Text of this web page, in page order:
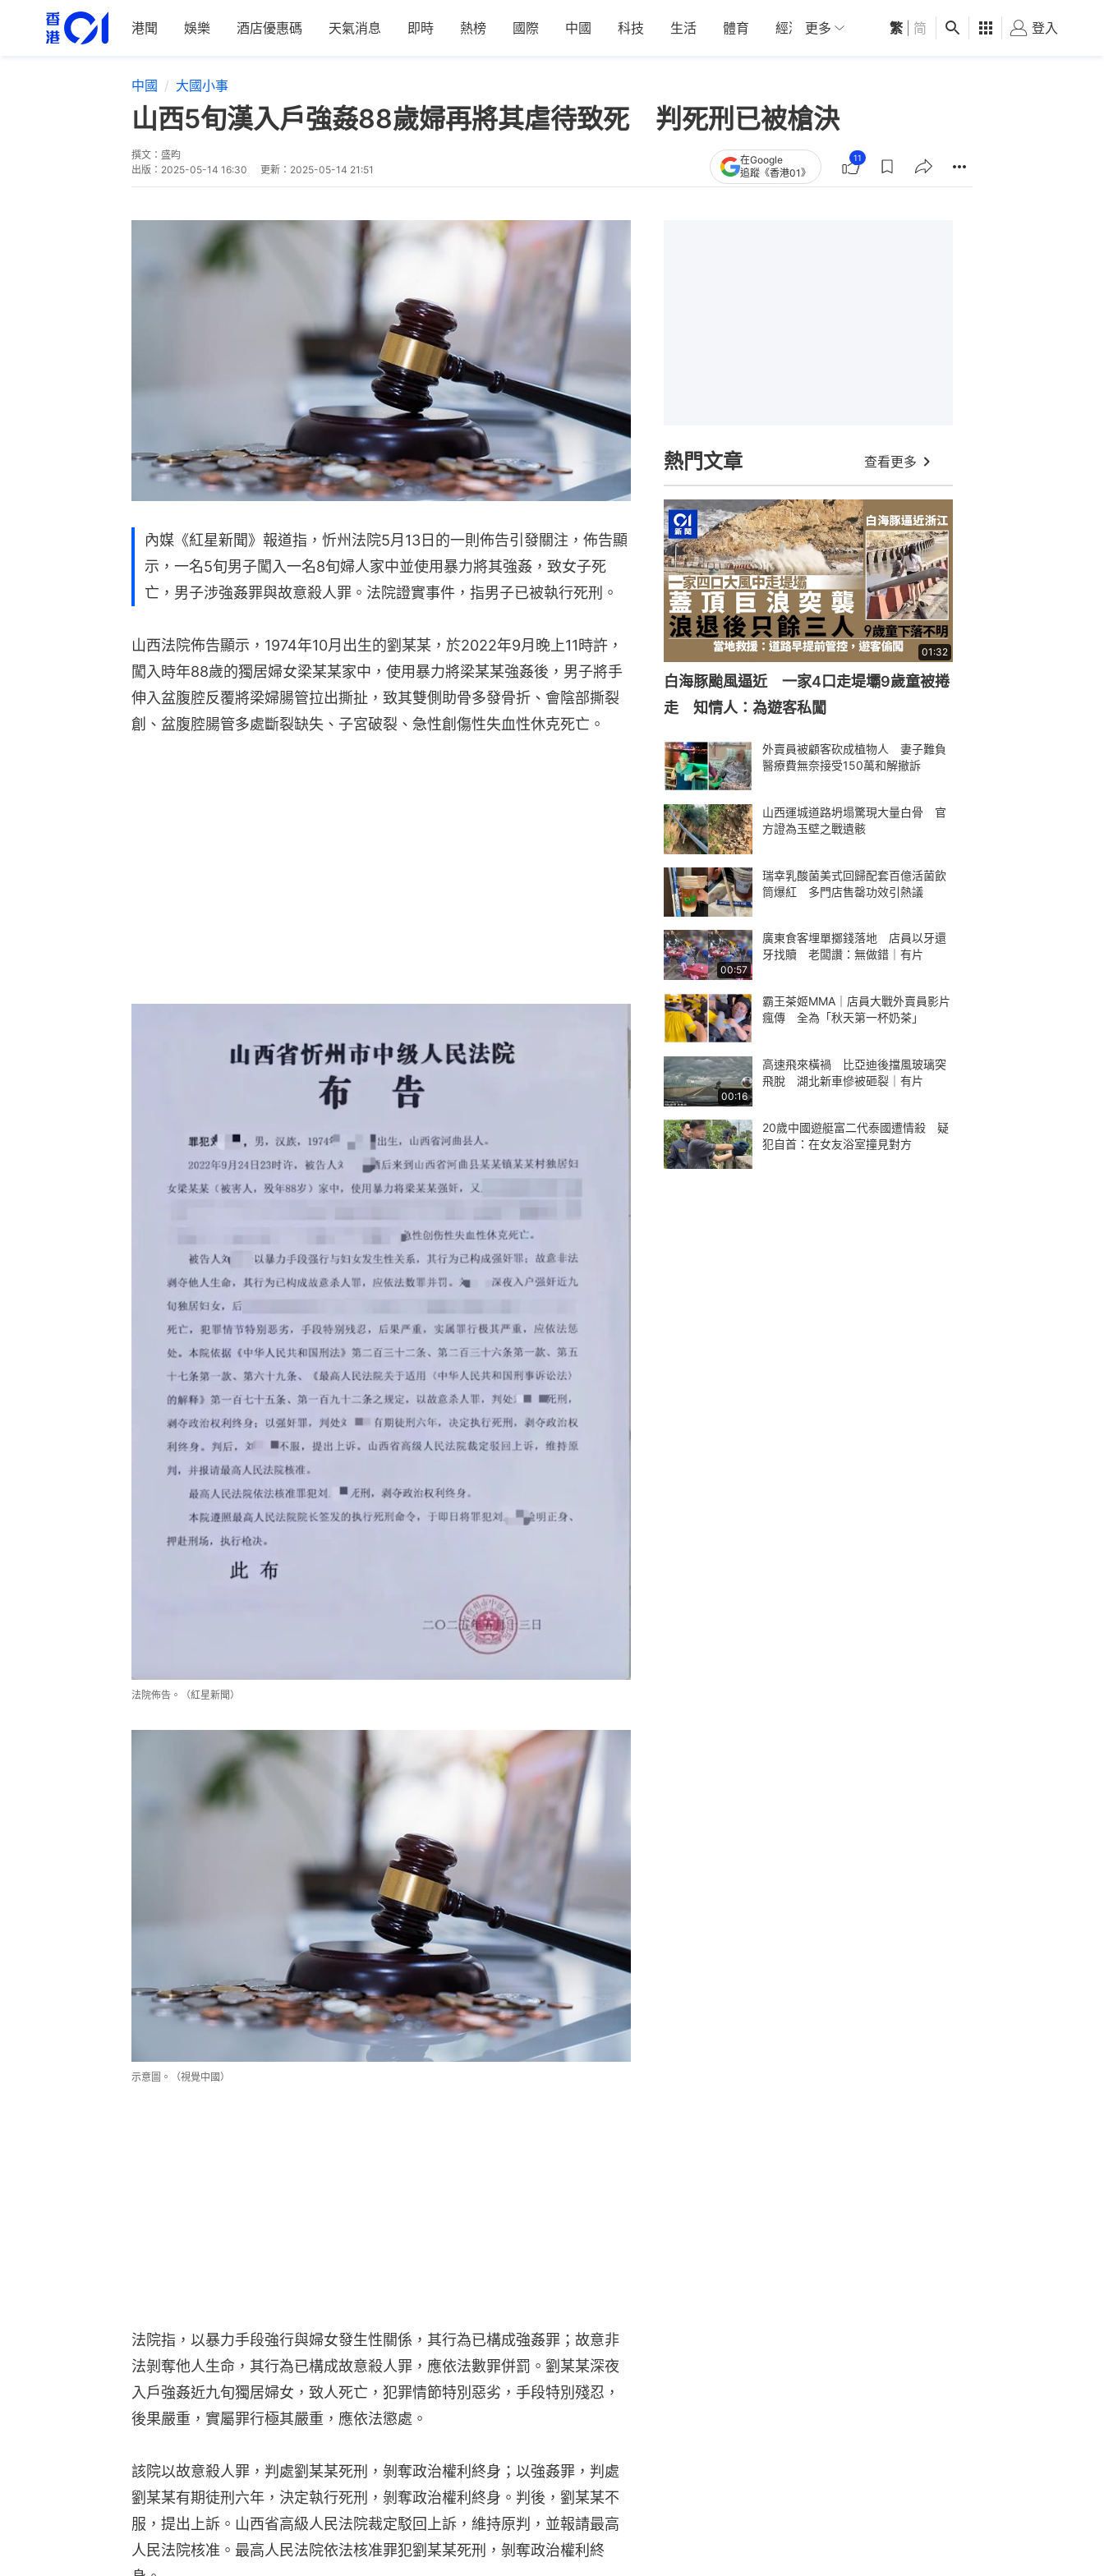
港聞 娛樂 酒店優惠碼 天氣消息 即時 熱榜 國際 中國 科技 生活 體育 經濟 01深圳 觀點 健康 好食玩飛
更多 繁 简 登入
中國 大國小事
山西5旬漢入戶強姦88歲婦再將其虐待致死 判死刑已被槍決
撰文： 盛昀
出版： 2025-05-14 16:30 更新： 2025-05-14 21:51
在Google
追蹤《香港01》
11
內媒《紅星新聞》報道指，忻州法院5月13日的一則佈告引發關注，佈告顯
示，一名5旬男子闖入一名8旬婦人家中並使用暴力將其強姦，致女子死
亡，男子涉強姦罪與故意殺人罪。法院證實事件，指男子已被執行死刑。
山西法院佈告顯示，1974年10月出生的劉某某，於2022年9月晚上11時許，
闖入時年88歲的獨居婦女梁某某家中，使用暴力將梁某某強姦後，男子將手
伸入盆腹腔反覆將梁婦腸管拉出撕扯，致其雙側助骨多發骨折、會陰部撕裂
創、盆腹腔腸管多處斷裂缺失、子宮破裂、急性創傷性失血性休克死亡。
法院佈告。（紅星新聞）
示意圖。（視覺中國）
法院指，以暴力手段強行與婦女發生性關係，其行為已構成強姦罪；故意非
法剝奪他人生命，其行為已構成故意殺人罪，應依法數罪併罰。劉某某深夜
入戶強姦近九旬獨居婦女，致人死亡，犯罪情節特別惡劣，手段特別殘忍，
後果嚴重，實屬罪行極其嚴重，應依法懲處。
該院以故意殺人罪，判處劉某某死刑，剝奪政治權利終身；以強姦罪，判處
劉某某有期徒刑六年，決定執行死刑，剝奪政治權利終身。判後，劉某某不
服，提出上訴。山西省高級人民法院裁定駁回上訴，維持原判，並報請最高
人民法院核准。最高人民法院依法核准罪犯劉某某死刑，剝奪政治權利終
熱門文章 查看更多
01:32
白海豚颱風逼近 一家4口走堤壩9歲童被捲
走 知情人：為遊客私闖
外賣員被顧客砍成植物人 妻子難負
醫療費無奈接受150萬和解撤訴
山西運城道路坍塌驚現大量白骨 官
方證為玉壁之戰遺骸
瑞幸乳酸菌美式回歸配套百億活菌飲
筒爆紅 多門店售罄功效引熱議
00:57
廣東食客埋單擲錢落地 店員以牙還
牙找贖 老闆讚：無做錯｜有片
霸王茶姬MMA｜店員大戰外賣員影片
瘋傳 全為「秋天第一杯奶茶」
00:16
高速飛來橫禍 比亞迪後擋風玻璃突
飛脫 湖北新車慘被砸裂｜有片
20歲中國遊艇富二代泰國遭情殺 疑
犯自首：在女友浴室撞見對方